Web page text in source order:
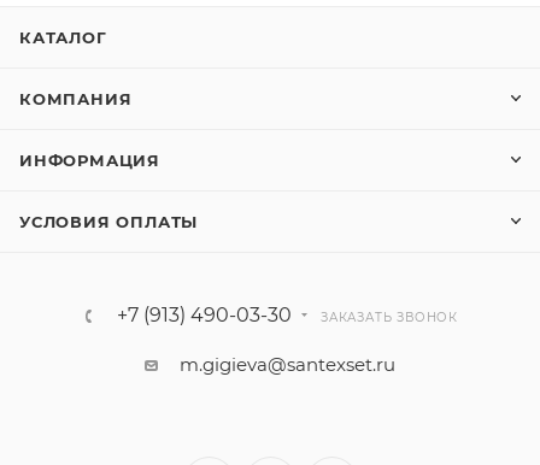
КАТАЛОГ
КОМПАНИЯ
ИНФОРМАЦИЯ
УСЛОВИЯ ОПЛАТЫ
+7 (913) 490-03-30 ЗАКАЗАТЬ ЗВОНОК
m.gigieva@santexset.ru